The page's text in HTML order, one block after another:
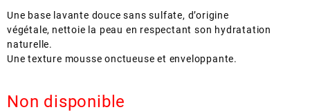
Une base lavante douce sans sulfate, d’origine
végétale, nettoie la peau en respectant son hydratation
naturelle.
Une texture mousse onctueuse et enveloppante.
Non disponible